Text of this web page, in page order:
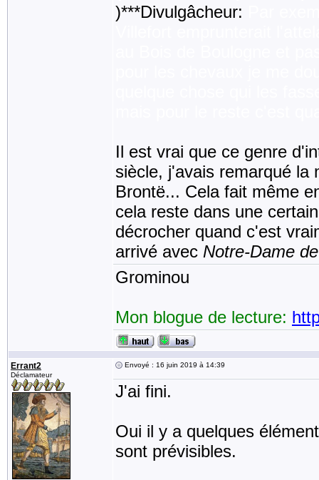
)***Divulgâcheur:
Il est vrai que ce genre
siècle, j'avais remarqué la
Brontë... Cela fait même
cela reste dans une
décrocher quand c'est
arrivé avec Notre-Dame
Grominou
Mon blogue de lecture:
Errant2
Déclamateur
Envoyé : 16 juin 2019 à 14:39
J'ai fini.
Oui il y a quelques
sont prévisibles.